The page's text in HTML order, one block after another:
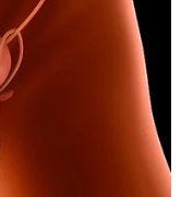
glodavce, a